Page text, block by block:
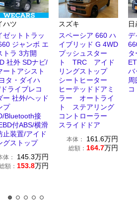
ハツ
ゼットトラッ
ジャンボ エ
トラ 3方開
社外 SDナビ/
ートアシスト
タ・ダイハ
ライブレコ
ー 社外/ヘッド
プ
Bluetooth接
付ABS/横滑
止装置/アイド
グストップ
体： 145.3万円
額： 153.8万円
スズキ
スペーシア 660 ハ
イブリッド G 4WD
プッシュスター
ト TRC アイド
リングストップ
シートヒーター
ヒーテッドドアミ
ラー オートライ
ト ステアリング
コントローラー
スライドドア
本体： 161.6万円
総額： 164.7万円
日
デ
バ
コ